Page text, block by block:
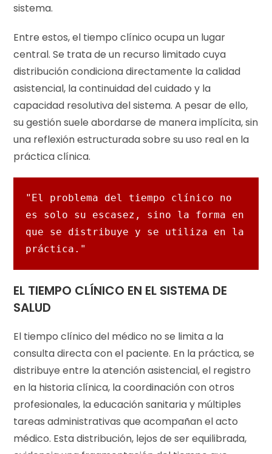
sistema.
Entre estos, el tiempo clínico ocupa un lugar
central. Se trata de un recurso limitado cuya
distribución condiciona directamente la calidad
asistencial, la continuidad del cuidado y la
capacidad resolutiva del sistema. A pesar de ello,
su gestión suele abordarse de manera implícita, sin
una reflexión estructurada sobre su uso real en la
práctica clínica.
"El problema del tiempo clínico no
es solo su escasez, sino la forma en
que se distribuye y se utiliza en la
práctica."
EL TIEMPO CLÍNICO EN EL SISTEMA DE
SALUD
El tiempo clínico del médico no se limita a la
consulta directa con el paciente. En la práctica, se
distribuye entre la atención asistencial, el registro
en la historia clínica, la coordinación con otros
profesionales, la educación sanitaria y múltiples
tareas administrativas que acompañan el acto
médico. Esta distribución, lejos de ser equilibrada,